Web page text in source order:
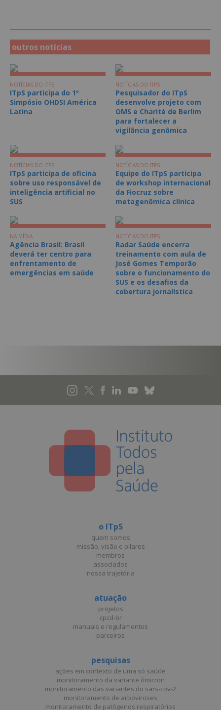
outros notícias
NOTÍCIAS DO ITPS
ITpS participa do 1º
Simpósio OHDSI América
Latina
NOTÍCIAS DO ITPS
Pesquisador do ITpS
desenvolve projeto com
OMS e Charité de Berlim
para fortalecer a
vigilância genômica
NOTÍCIAS DO ITPS
ITpS participa de oficina
sobre uso responsável de
inteligência artificial no
SUS
NOTÍCIAS DO ITPS
Equipe do ITpS participa
de workshop internacional
da Fiocruz sobre
metagenômica clínica
NA MÍDIA
Agência Brasil: Brasil
deverá ter centro para
enfrentamento de
emergências em saúde
NOTÍCIAS DO ITPS
Radar Saúde encerra
treinamento com aula de
José Gomes Temporão
sobre o funcionamento do
SUS e os desafios da
cobertura jornalística
o ITpS
quem somos
missão, visão e pilares
membros
associados
nossa trajetória
atuação
projetos
cpcd-br
manuais e regulamentos
parceiros
pesquisas
ações em contexto de uma só saúde
monitoramento da variante ômicron
monitoramento das variantes do sars-cov-2
monitoramento de arboviroses
monitoramento de patógenos respiratórios